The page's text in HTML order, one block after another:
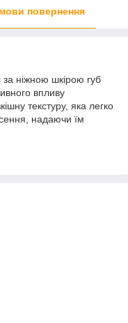
повернення
ніжною шкірою губ
впливу
текстуру, яка легко
надаючи їм